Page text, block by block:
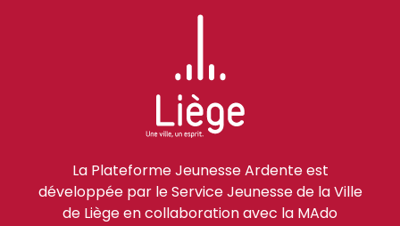
La Plateforme Jeunesse Ardente est
développée par le Service Jeunesse de la Ville
de Liège en collaboration avec la MAdo